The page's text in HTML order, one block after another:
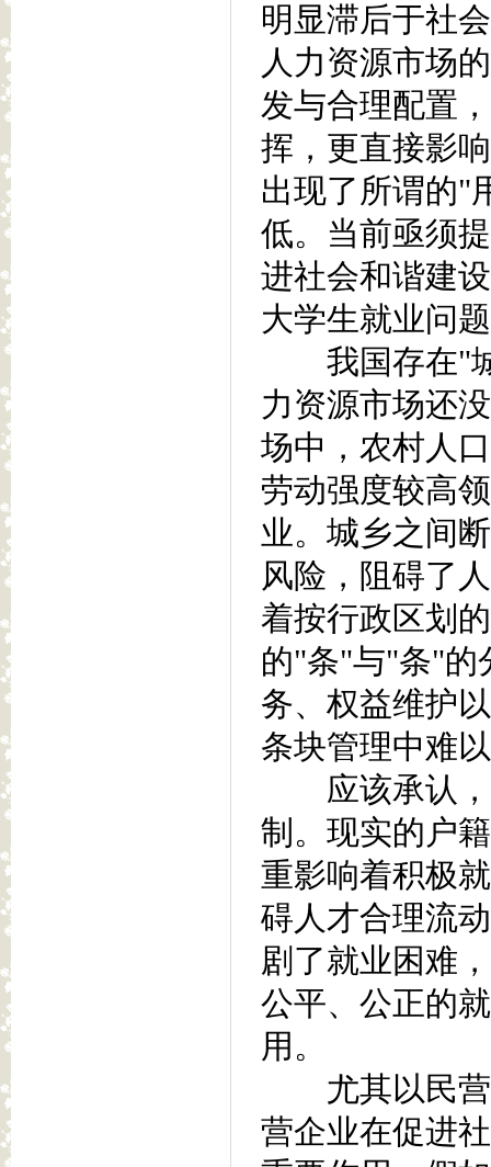
明显滞后于社
人力资源市场
发与合理配置
挥，更直接影
出现了所谓的"
低。当前亟须
进社会和谐建
大学生就业问
我国存在"城
力资源市场还
场中，农村人
劳动强度较高
业。城乡之间
风险，阻碍了
着按行政区划
的"条"与"条"的
务、权益维护
条块管理中难
应该承认，
制。现实的户
重影响着积极
碍人才合理流
剧了就业困难
公平、公正的
用。
尤其以民营
营企业在促进